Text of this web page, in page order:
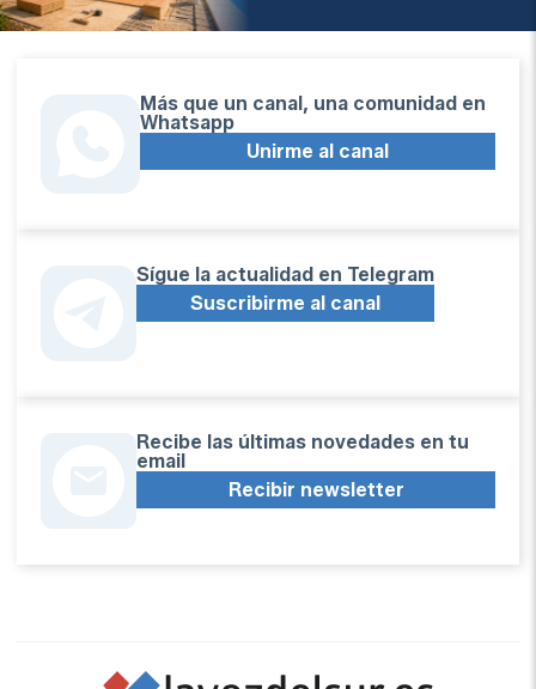
Más que un canal, una comunidad en
Whatsapp
Unirme al canal
Sígue la actualidad en Telegram
Suscribirme al canal
Recibe las últimas novedades en tu
email
Recibir newsletter